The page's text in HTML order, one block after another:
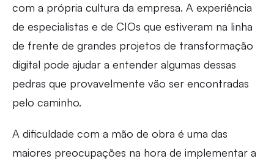
com a própria cultura da empresa. A experiência
de especialistas e de CIOs que estiveram na linha
de frente de grandes projetos de transformação
digital pode ajudar a entender algumas dessas
pedras que provavelmente vão ser encontradas
pelo caminho.
A dificuldade com a mão de obra é uma das
maiores preocupações na hora de implementar a